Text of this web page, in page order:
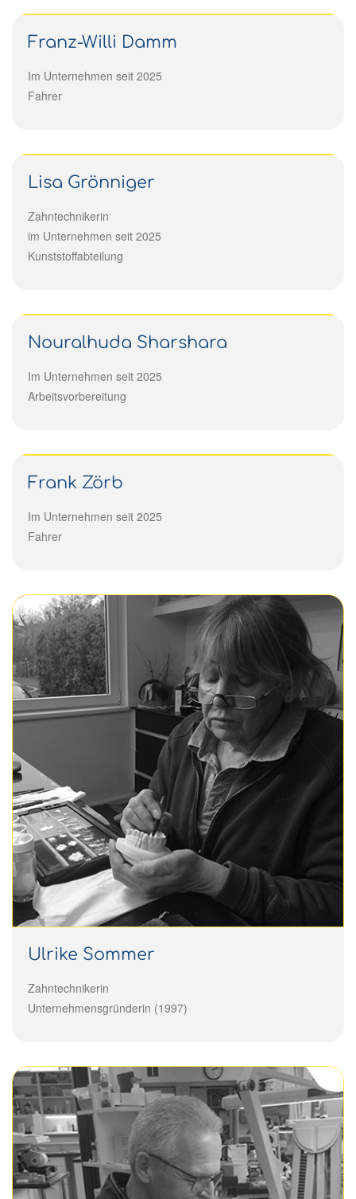
Franz-Willi Damm
Im Unternehmen seit 2025
Fahrer
Lisa Grönniger
Zahntechnikerin
im Unternehmen seit 2025
Kunststoffabteilung
Nouralhuda Sharshara
Im Unternehmen seit 2025
Arbeitsvorbereitung
Frank Zörb
Im Unternehmen seit 2025
Fahrer
Ulrike Sommer
Zahntechnikerin
Unternehmensgründerin (1997)